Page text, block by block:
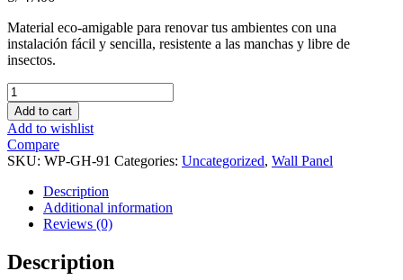
Material eco-amigable para renovar tus ambientes con una
instalación fácil y sencilla, resistente a las manchas y libre de
insectos.
WP
GH-
91
quantity
Add to cart
Add to wishlist
Compare
SKU: WP-GH-91 Categories: Uncategorized, Wall Panel
Description
Additional information
Reviews (0)
Description